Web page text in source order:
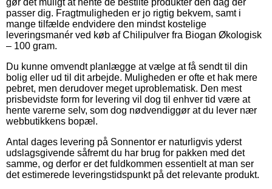
passer dig. Fragtmuligheden er jo rigtig bekvem, samt i
mange tilfælde endvidere den mindst kostelige
leveringsmanér ved køb af Chilipulver fra Biogan Økologisk
– 100 gram.
Du kunne omvendt planlægge at vælge at få sendt til din
bolig eller ud til dit arbejde. Muligheden er ofte et hak mere
pebret, men derudover meget uproblematisk. Den mest
prisbevidste form for levering vil dog til enhver tid være at
hente varerne selv, som dog nødvendiggør at du lever nær
webbutikkens bopæl.
Antal dages levering på Sonnentor er naturligvis yderst
udslagsgivende såfremt du har brug for pakken med det
samme, og derfor er det fuldkommen essentielt at man ser
det estimerede leveringstidspunkt på det relevante produkt.